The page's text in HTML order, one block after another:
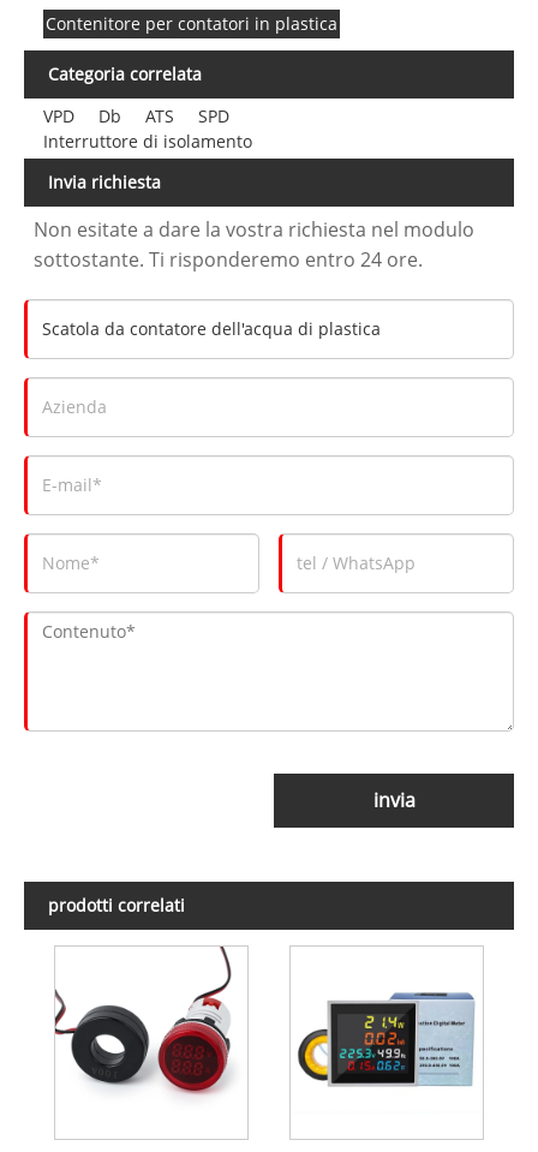
Contenitore per contatori in plastica
Categoria correlata
VPD
Db ATS
SPD
Interruttore di isolamento
Invia richiesta
Non esitate a dare la vostra richiesta nel modulo
sottostante. Ti risponderemo entro 24 ore.
invia
prodotti correlati